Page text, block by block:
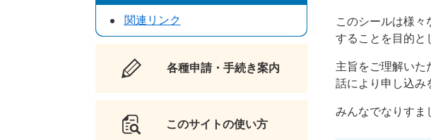
このシールは様
することを目的と
主旨をご理解いた
話により申し込み
みんなでなりすま
関連リンク
各種申請・手続き案内
このサイトの使い方